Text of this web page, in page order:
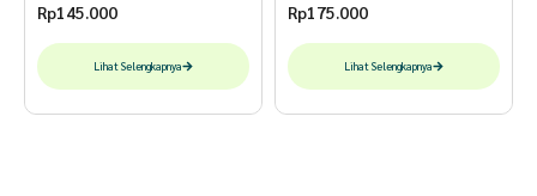
Rp145.000
Lihat Selengkapnya
Rp175.000
Lihat Selengkapnya